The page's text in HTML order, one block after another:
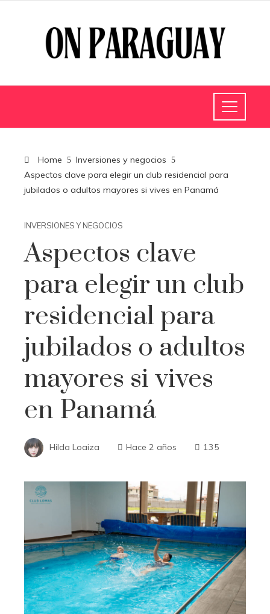
Home
Inversiones y negocios
Aspectos clave para elegir un club residencial para
jubilados o adultos mayores si vives en Panamá
INVERSIONES Y NEGOCIOS
Aspectos clave
para elegir un club
residencial para
jubilados o adultos
mayores si vives
en Panamá
Hilda Loaiza Hace 2 años 135